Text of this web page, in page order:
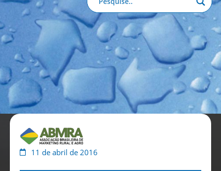
11 de abril de 2016